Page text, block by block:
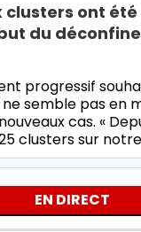
clusters ont
du
progressif
semble pas en
cas. «
clusters sur
EN DIRECT